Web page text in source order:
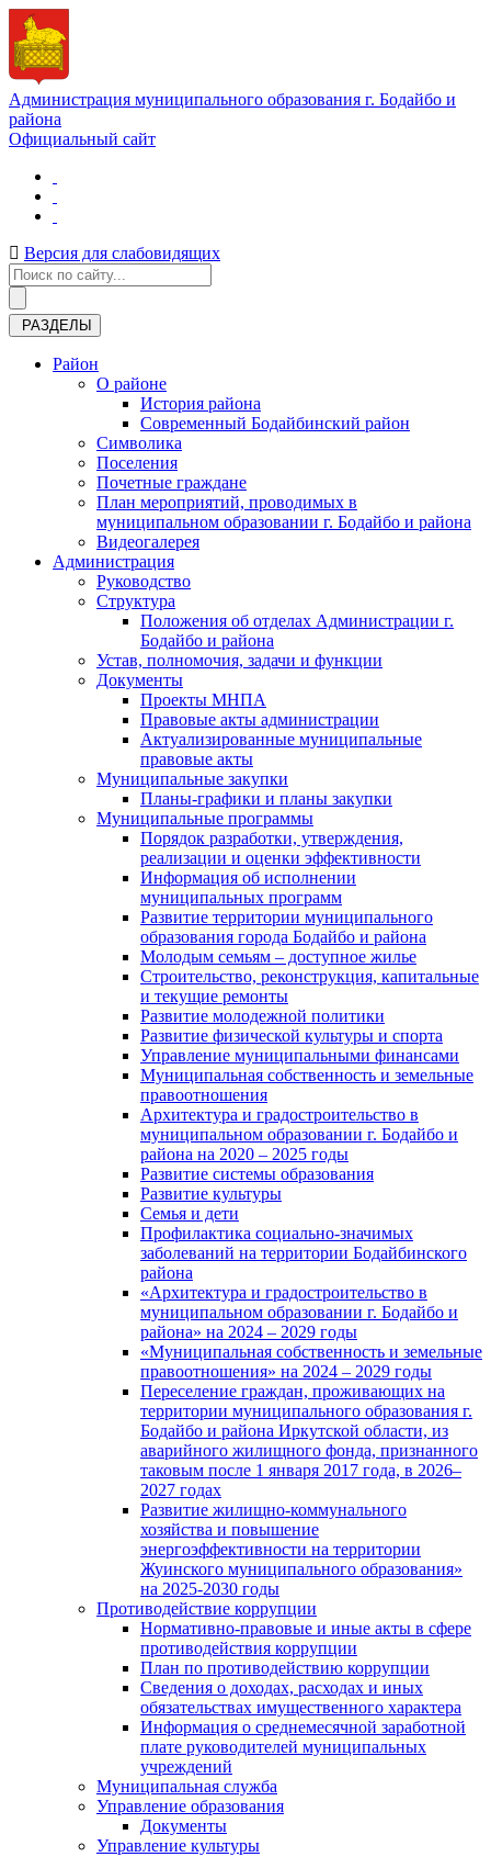
Администрация муниципального образования г. Бодайбо и
района
Официальный сайт
Версия для слабовидящих
РАЗДЕЛЫ
Район
О районе
История района
Современный Бодайбинский район
Символика
Поселения
Почетные граждане
План мероприятий, проводимых в
муниципальном образовании г. Бодайбо и района
Видеогалерея
Администрация
Руководство
Структура
Положения об отделах Администрации г.
Бодайбо и района
Устав, полномочия, задачи и функции
Документы
Проекты МНПА
Правовые акты администрации
Актуализированные муниципальные
правовые акты
Муниципальные закупки
Планы-графики и планы закупки
Муниципальные программы
Порядок разработки, утверждения,
реализации и оценки эффективности
Информация об исполнении
муниципальных программ
Развитие территории муниципального
образования города Бодайбо и района
Молодым семьям – доступное жилье
Строительство, реконструкция, капитальные
и текущие ремонты
Развитие молодежной политики
Развитие физической культуры и спорта
Управление муниципальными финансами
Муниципальная собственность и земельные
правоотношения
Архитектура и градостроительство в
муниципальном образовании г. Бодайбо и
района на 2020 – 2025 годы
Развитие системы образования
Развитие культуры
Семья и дети
Профилактика социально-значимых
заболеваний на территории Бодайбинского
района
«Архитектура и градостроительство в
муниципальном образовании г. Бодайбо и
района» на 2024 – 2029 годы
«Муниципальная собственность и земельные
правоотношения» на 2024 – 2029 годы
Переселение граждан, проживающих на
территории муниципального образования г.
Бодайбо и района Иркутской области, из
аварийного жилищного фонда, признанного
таковым после 1 января 2017 года, в 2026–
2027 годах
Развитие жилищно-коммунального
хозяйства и повышение
энергоэффективности на территории
Жуинского муниципального образования»
на 2025-2030 годы
Противодействие коррупции
Нормативно-правовые и иные акты в сфере
противодействия коррупции
План по противодействию коррупции
Сведения о доходах, расходах и иных
обязательствах имущественного характера
Информация о среднемесячной заработной
плате руководителей муниципальных
учреждений
Муниципальная служба
Управление образования
Документы
Управление культуры